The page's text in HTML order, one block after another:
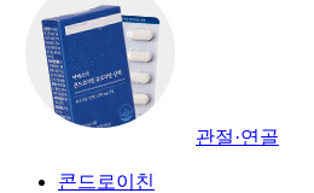
관절·연골
콘드로이친